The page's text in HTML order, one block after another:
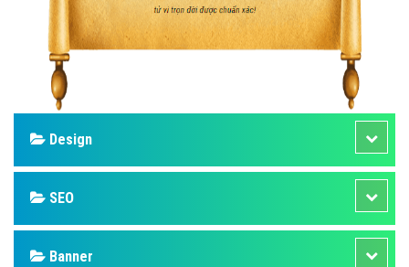
Design
SEO
Banner